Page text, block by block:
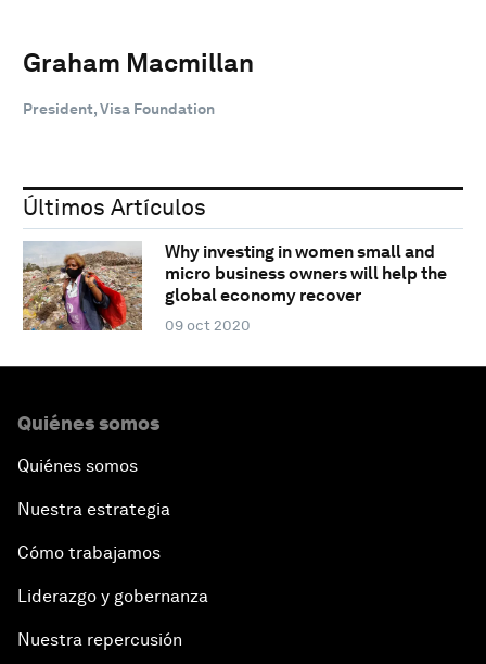
Graham Macmillan
President, Visa Foundation
Últimos Artículos
Why investing in women small and
micro business owners will help the
global economy recover
09 oct 2020
Quiénes somos
Quiénes somos
Nuestra estrategia
Cómo trabajamos
Liderazgo y gobernanza
Nuestra repercusión